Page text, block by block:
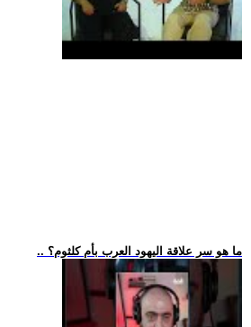
.. ما هو سر علاقة اليهود العرب بأم كلثوم؟